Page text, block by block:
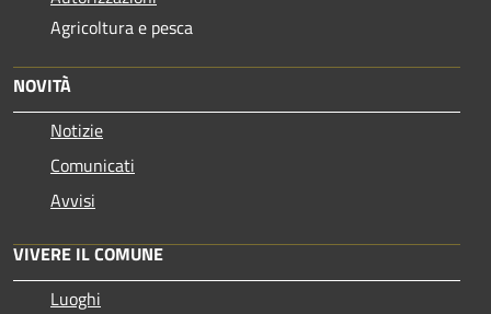
Agricoltura e pesca
NOVITÀ
Notizie
Comunicati
Avvisi
VIVERE IL COMUNE
Luoghi